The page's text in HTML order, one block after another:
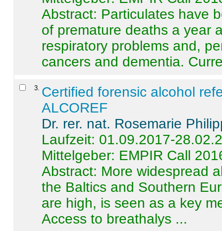
Abstract: Particulates have
of premature deaths a year
respiratory problems and,
cancers and dementia.
3 Certified forensic alcohol
ALCOREF
Dr. rer. nat. Rosemarie
Laufzeit: 01.09.2017-
Mittelgeber: EMPIR Call
Abstract: More widespread
the Baltics and Southern
are high, is seen as a key
Access to breathalys ...